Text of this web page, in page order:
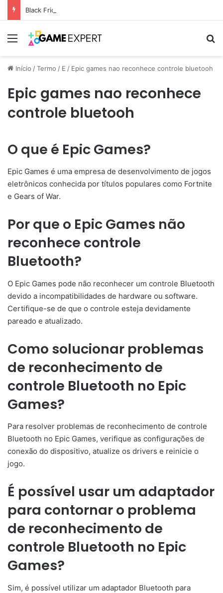
Black Friday: descontos incríveis em eletrônicos
Menu
Início /Termo / E / Epic games nao reconhece controle bluetooh
Epic games nao reconhece
controle bluetooh
O que é Epic Games?
Epic Games é uma empresa de desenvolvimento de jogos
eletrônicos conhecida por títulos populares como Fortnite
e Gears of War.
Por que o Epic Games não
reconhece controle
Bluetooth?
O Epic Games pode não reconhecer um controle Bluetooth
devido a incompatibilidades de hardware ou software.
Certifique-se de que o controle esteja devidamente
pareado e atualizado.
Como solucionar problemas
de reconhecimento de
controle Bluetooth no Epic
Games?
Para resolver problemas de reconhecimento de controle
Bluetooth no Epic Games, verifique as configurações de
conexão do dispositivo, atualize os drivers e reinicie o
jogo.
É possível usar um adaptador
para contornar o problema
de reconhecimento de
controle Bluetooth no Epic
Games?
Sim, é possível utilizar um adaptador Bluetooth para